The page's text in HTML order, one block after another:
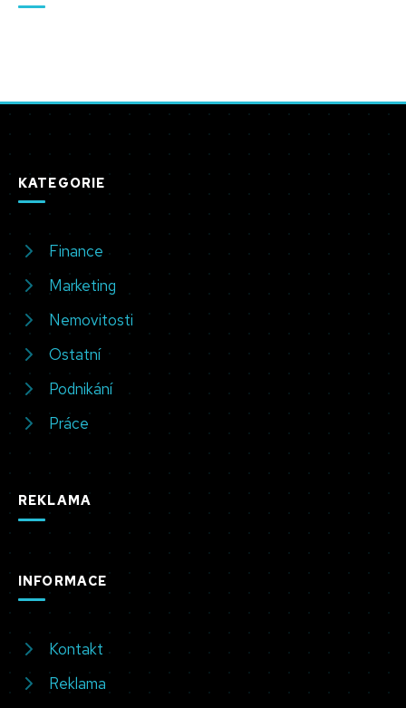
KATEGORIE
Finance
Marketing
Nemovitosti
Ostatní
Podnikání
Práce
REKLAMA
INFORMACE
Kontakt
Reklama